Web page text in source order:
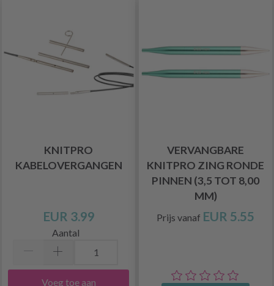
KNITPRO
KABELOVERGANGEN
EUR 3.99
Aantal
Voeg toe aan
VERVANGBARE
KNITPRO ZING RONDE
PINNEN (3,5 TOT 8,00
MM)
Prijs vanaf EUR 5.55